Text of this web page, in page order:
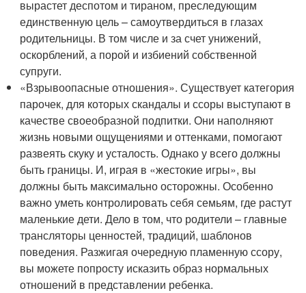
вырастет деспотом и тираном, преследующим
единственную цель – самоутвердиться в глазах
родительницы. В том числе и за счет унижений,
оскорблений, а порой и избиений собственной
супруги.
«Взрывоопасные отношения». Существует категория
парочек, для которых скандалы и ссоры выступают в
качестве своеобразной подпитки. Они наполняют
жизнь новыми ощущениями и оттенками, помогают
развеять скуку и усталость. Однако у всего должны
быть границы. И, играя в «жестокие игры», вы
должны быть максимально осторожны. Особенно
важно уметь контролировать себя семьям, где растут
маленькие дети. Дело в том, что родители – главные
трансляторы ценностей, традиций, шаблонов
поведения. Разжигая очередную пламенную ссору,
вы можете попросту исказить образ нормальных
отношений в представлении ребенка.